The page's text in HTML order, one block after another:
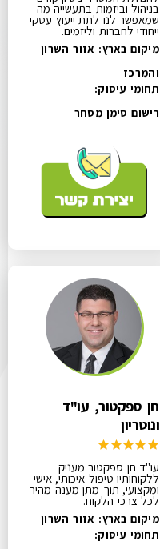
בניהול וביזמות בתעשייה מה
שמאפשר לנו לתת ייעוץ עסקי
ייחודי לחברות וליזמים.
מיקום בארץ: אזור השרון
והמרכז
תחומי עיסוק:
רישום סימן מסחר
חן ספקטור, עו"ד
ונוטריון
עו"ד חן ספקטור מעניק
ללקוחותיו טיפול איכותי, אישי
ומקצועי, תוך מתן מענה מהיר
לכל צרכי הלקוח.
מיקום בארץ: אזור השרון
תחומי עיסוק: